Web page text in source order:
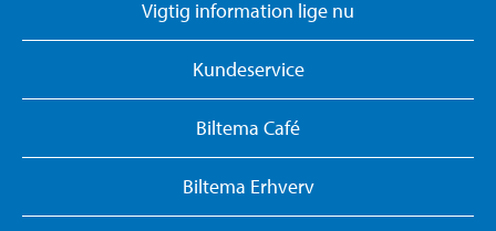
Vigtig information lige nu
Kundeservice
Biltema Café
Biltema Erhverv